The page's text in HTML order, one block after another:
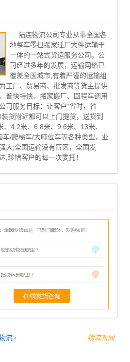
陆连物流公司专业从事全国各
地整车零担搬家迁厂大件运输于
一体的一站式货运服务公司。公
司经过多年的发展，运输网络已
覆盖全国城市,有着严谨的运输组
工厂、贸易商、批发商等货主提供
普快特快、搬家搬厂、回程车调用
司服务目标：让客户“省时，省
货附近都可以上门提货，送货到
4.2米、6.8米、9.6米、13米、
/爬梯车/大吨位车等各种类型，业
大;全国运输没有盲区，全国发
,珍惜客户的每一次委托！
流> 物流新闻